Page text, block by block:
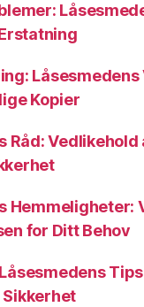
Kopier
Råd: Vedlikehold
Hemmeligheter:
for Ditt Behov
Sikkerhet